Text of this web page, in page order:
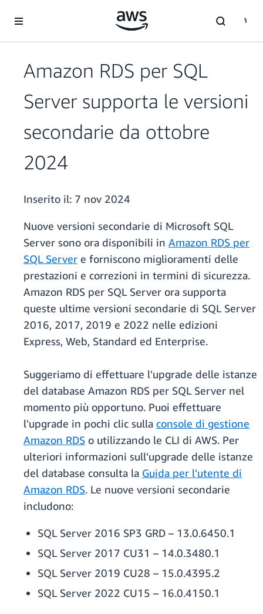
Amazon RDS per SQL
Server supporta le versioni
secondarie da ottobre
2024
Inserito il: 7 nov 2024
Nuove versioni secondarie di Microsoft SQL
Server sono ora disponibili in Amazon RDS per
SQL Server e forniscono miglioramenti delle
prestazioni e correzioni in termini di sicurezza.
Amazon RDS per SQL Server ora supporta
queste ultime versioni secondarie di SQL Server
2016, 2017, 2019 e 2022 nelle edizioni
Express, Web, Standard ed Enterprise.
Suggeriamo di effettuare l'upgrade delle istanze
del database Amazon RDS per SQL Server nel
momento più opportuno. Puoi effettuare
l'upgrade in pochi clic sulla console di gestione
Amazon RDS o utilizzando le CLI di AWS. Per
ulteriori informazioni sull'upgrade delle istanze
del database consulta la Guida per l'utente di
Amazon RDS. Le nuove versioni secondarie
includono:
SQL Server 2016 SP3 GRD – 13.0.6450.1
SQL Server 2017 CU31 – 14.0.3480.1
SQL Server 2019 CU28 – 15.0.4395.2
SQL Server 2022 CU15 – 16.0.4150.1